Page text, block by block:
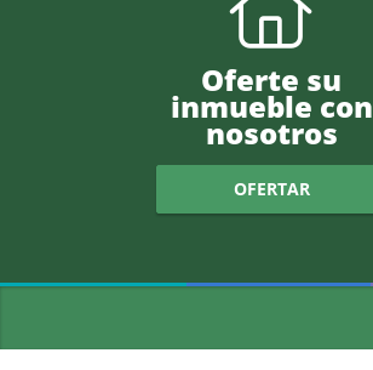
Oferte su
inmueble con
nosotros
OFERTAR